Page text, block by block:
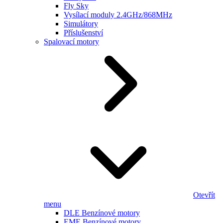
Fly Sky
Vysílací moduly 2.4GHz/868MHz
Simulátory
Příslušenství
Spalovací motory
Otevřít
menu
DLE Benzínové motory